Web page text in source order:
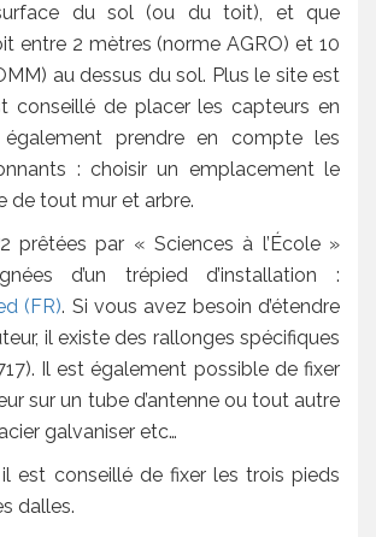
du sol (ou du toit), et que
entre 2 mètres (norme AGRO) et 10
au dessus du sol. Plus le site est
conseillé de placer les capteurs en
prendre en compte les
: choisir un emplacement le
de tout mur et arbre.
prêtées par « Sciences à l’École »
d’un trépied d’installation :
(FR). Si vous avez besoin d’étendre
il existe des rallonges spécifiques
Il est également possible de fixer
sur un tube d’antenne ou tout autre
galvaniser etc…
est conseillé de fixer les trois pieds
dalles.